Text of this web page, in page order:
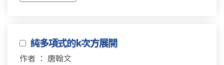
純多項式的k次方展開
作者 ： 唐翰文